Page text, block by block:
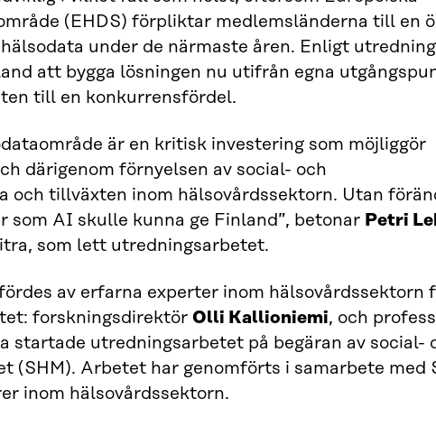
(EHDS) förpliktar medlemsländerna till en
under de närmaste åren. Enligt
att bygga lösningen nu utifrån egna
till en konkurrensfördel.
är en kritisk investering som möjliggör
därigenom förnyelsen av social- och
och tillväxten inom hälsovårdssektorn. Utan
som AI skulle kunna ge Finland”, betonar Petri
som lett utredningsarbetet.
av erfarna experter inom hälsovårdssektorn
forskningsdirektör Olli Kallioniemi, och
startade utredningsarbetet på begäran av social-
(SHM). Arbetet har genomförts i samarbete med
inom hälsovårdssektorn.